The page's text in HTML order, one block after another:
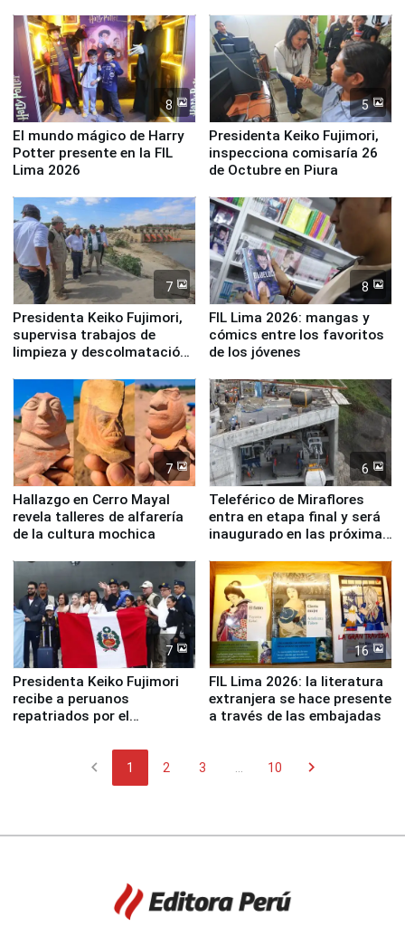
la UGEL 2
Derecho Colectivo"
8
El mundo mágico de Harry
Potter presente en la FIL
Lima 2026
5
Presidenta Keiko Fujimori,
inspecciona comisaría 26
de Octubre en Piura
7
Presidenta Keiko Fujimori,
supervisa trabajos de
limpieza y descolmatación
8
FIL Lima 2026: mangas y
cómics entre los favoritos
de los jóvenes
7
Hallazgo en Cerro Mayal
revela talleres de alfarería
de la cultura mochica
6
Teleférico de Miraflores
entra en etapa final y será
inaugurado en las próximas
7
Presidenta Keiko Fujimori
recibe a peruanos
repatriados por el
16
FIL Lima 2026: la literatura
extranjera se hace presente
a través de las embajadas
chevron_left 1 2 3 10 chevron_right